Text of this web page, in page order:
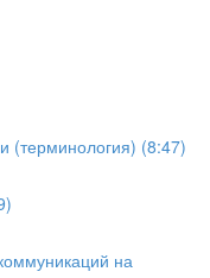
(терминология) (8:47)
на